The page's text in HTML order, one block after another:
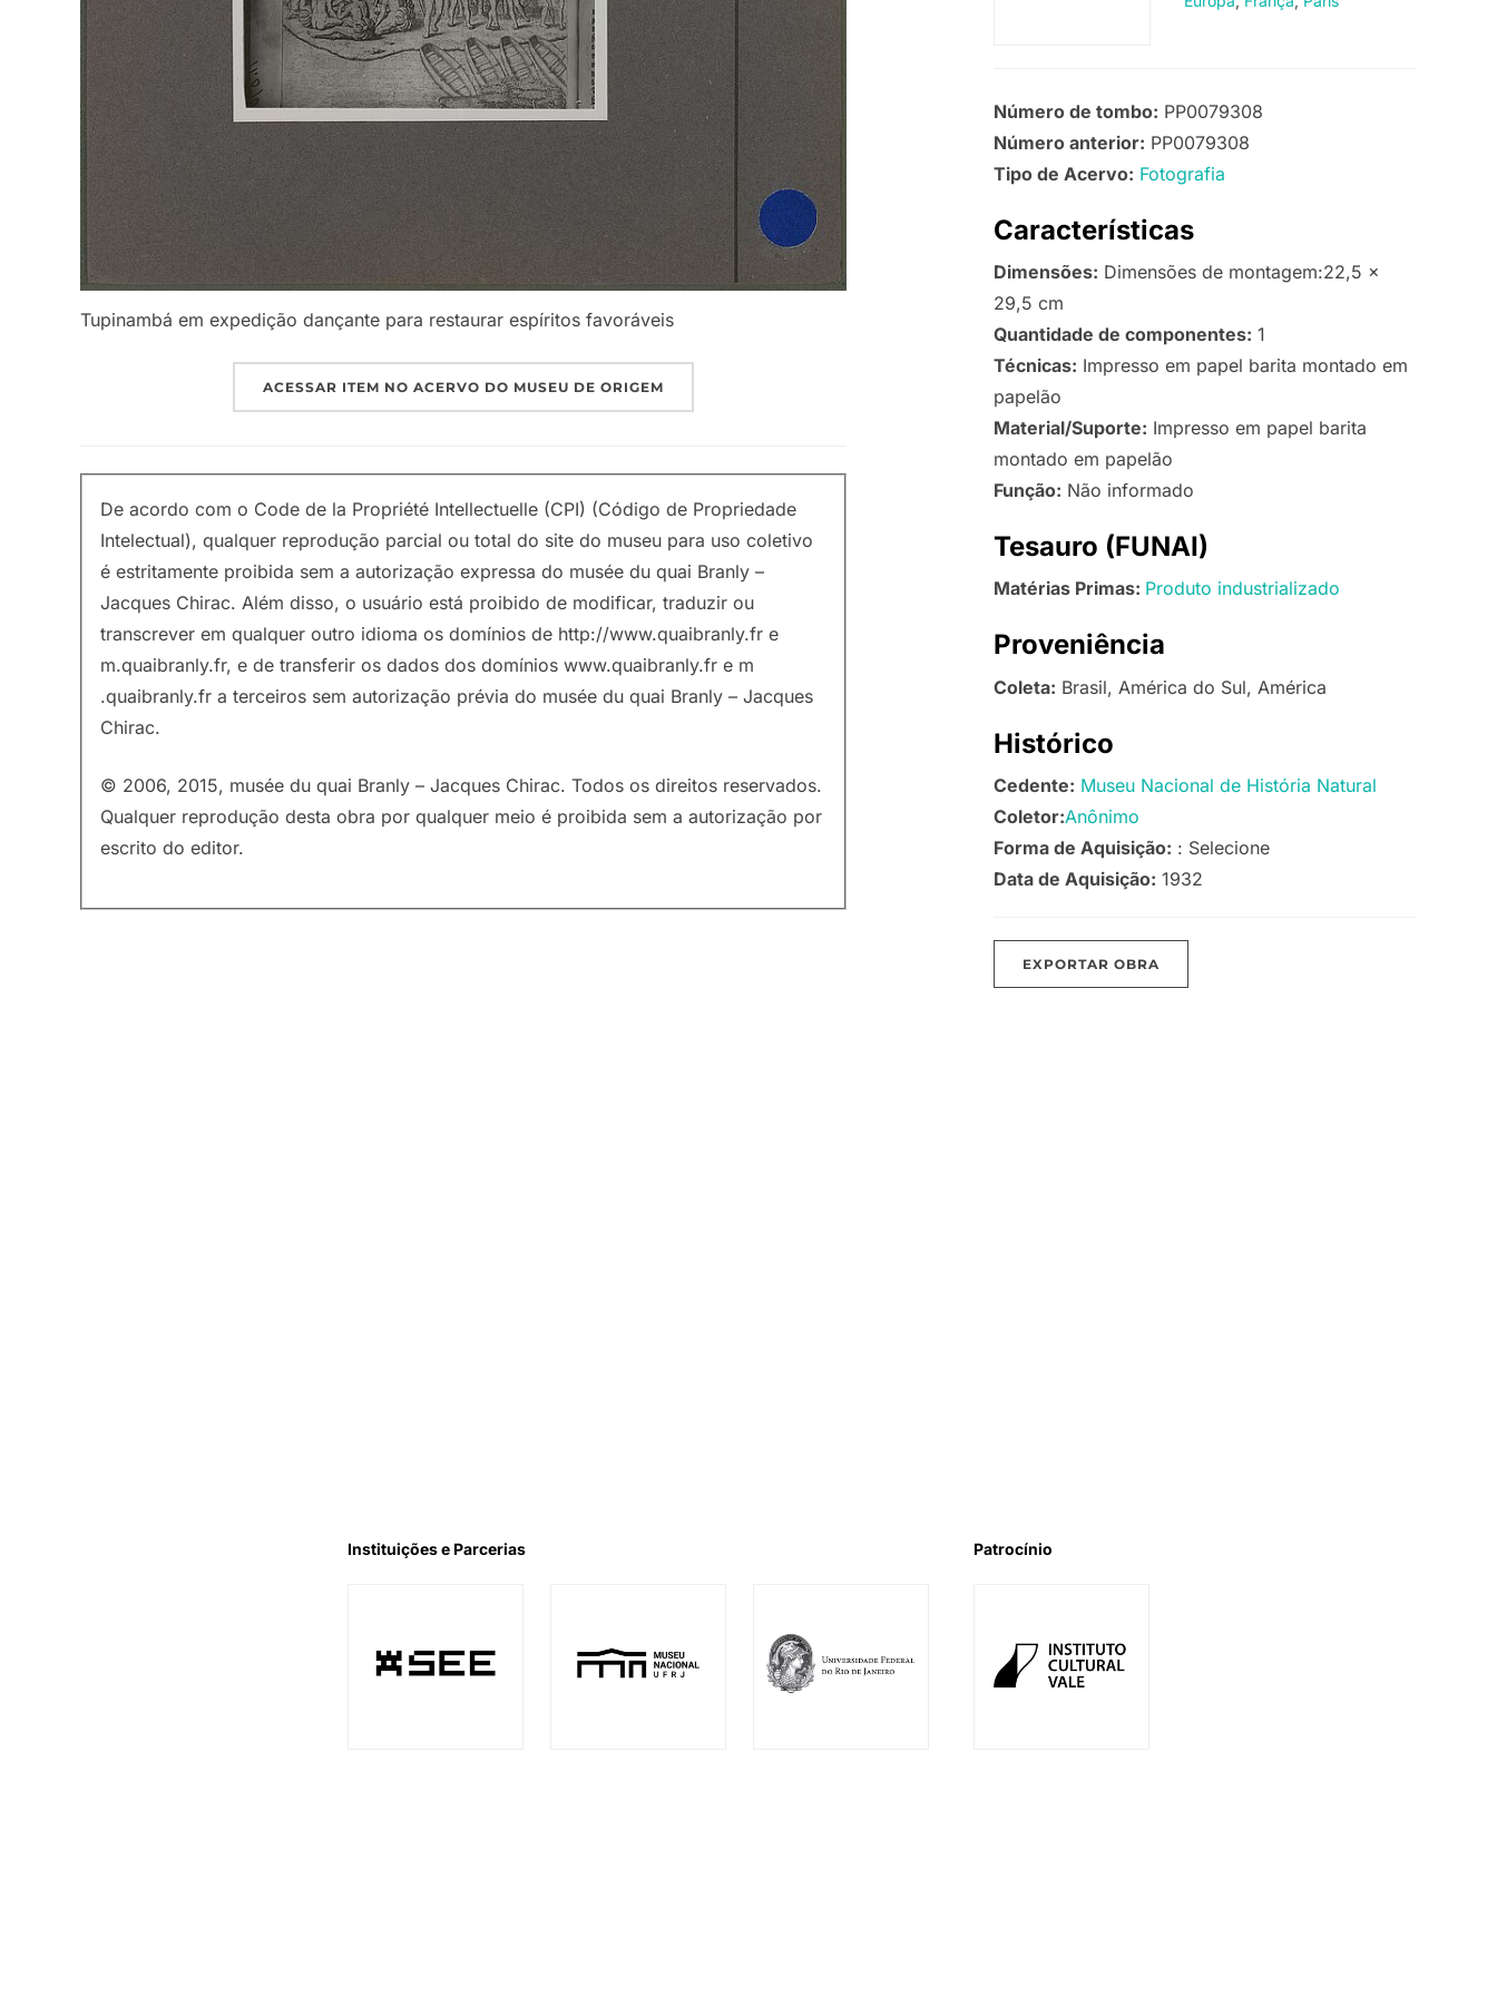
Tupinambá em expedição dançante para restaurar espíritos favoráveis
ACESSAR ITEM NO ACERVO DO MUSEU DE ORIGEM
De acordo com o Code de la Propriété Intellectuelle (CPI) (Código de Propriedade
Intelectual), qualquer reprodução parcial ou total do site do museu para uso coletivo
é estritamente proibida sem a autorização expressa do musée du quai Branly –
Jacques Chirac. Além disso, o usuário está proibido de modificar, traduzir ou
transcrever em qualquer outro idioma os domínios de http://www.quaibranly.fr e
m.quaibranly.fr, e de transferir os dados dos domínios www.quaibranly.fr e m
.quaibranly.fr a terceiros sem autorização prévia do musée du quai Branly – Jacques
Chirac.
© 2006, 2015, musée du quai Branly – Jacques Chirac. Todos os direitos reservados.
Qualquer reprodução desta obra por qualquer meio é proibida sem a autorização por
escrito do editor.
Número de tombo: PP0079308
Número anterior: PP0079308
Tipo de Acervo: Fotografia
Características
Dimensões: Dimensões de montagem:22,5 x
29,5 cm
Quantidade de componentes: 1
Técnicas: Impresso em papel barita montado em
papelão
Material/Suporte: Impresso em papel barita
montado em papelão
Função: Não informado
Tesauro (FUNAI)
Matérias Primas: Produto industrializado
Proveniência
Coleta: Brasil, América do Sul, América
Histórico
Cedente: Museu Nacional de História Natural
Coletor:Anônimo
Forma de Aquisição: : Selecione
Data de Aquisição: 1932
EXPORTAR OBRA
Instituições e Parcerias Patrocínio